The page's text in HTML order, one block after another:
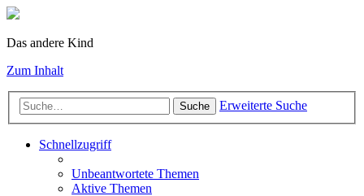
Das andere Kind
Zum Inhalt
Suche Erweiterte Suche
Schnellzugriff
Unbeantwortete Themen
Aktive Themen